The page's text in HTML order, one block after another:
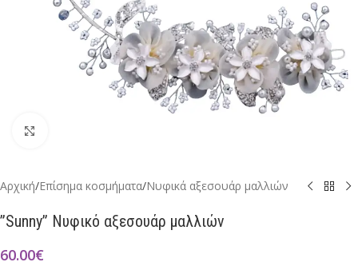
Αρχική/Επίσημα κοσμήματα/Νυφικά αξεσουάρ μαλλιών
”Sunny” Νυφικό αξεσουάρ μαλλιών
60.00€